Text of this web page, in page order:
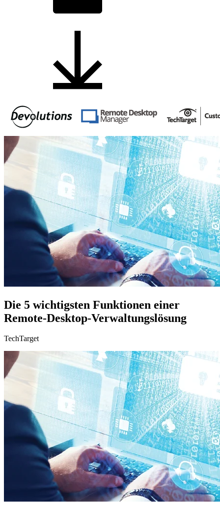
Die 5 wichtigsten Funktionen einer
Remote-Desktop-Verwaltungslösung
TechTarget